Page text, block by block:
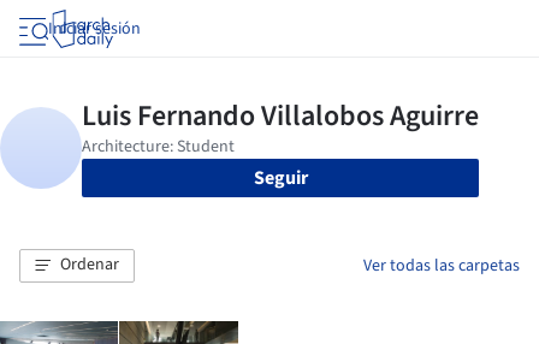
Iniciar sesión
Seguir
Ordenar Ver todas las carpetas